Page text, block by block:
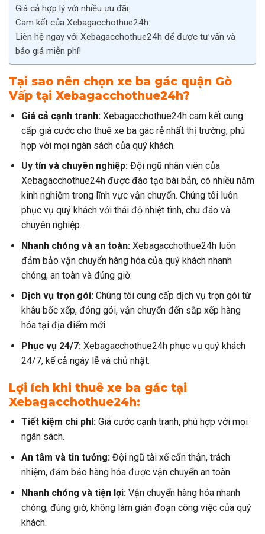
Giá cả hợp lý với nhiều ưu đãi:
Cam kết của Xebagacchothue24h:
Liên hệ ngay với Xebagacchothue24h để được tư vấn và
báo giá miễn phí!
Tại sao nên chọn xe ba gác quận Gò
Vấp tại Xebagacchothue24h?
Giá cả cạnh tranh:Xebagacchothue24h cam kết cung
cấp giá cước cho thuê xe ba gác rẻ nhất thị trường, phù
hợp với mọi ngân sách của quý khách.
Uy tín và chuyên nghiệp:Đội ngũ nhân viên của
Xebagacchothue24h được đào tạo bài bản, có nhiều năm
kinh nghiệm trong lĩnh vực vận chuyển. Chúng tôi luôn
phục vụ quý khách với thái độ nhiệt tình, chu đáo và
chuyên nghiệp.
Nhanh chóng và an toàn:Xebagacchothue24h luôn
đảm bảo vận chuyển hàng hóa của quý khách nhanh
chóng, an toàn và đúng giờ.
Dịch vụ trọn gói:Chúng tôi cung cấp dịch vụ trọn gói từ
khâu bốc xếp, đóng gói, vận chuyển đến sắp xếp hàng
hóa tại địa điểm mới.
Phục vụ 24/7:Xebagacchothue24h phục vụ quý khách
24/7, kể cả ngày lễ và chủ nhật.
Lợi ích khi thuê xe ba gác tại
Xebagacchothue24h:
Tiết kiệm chi phí:Giá cước cạnh tranh, phù hợp với mọi
ngân sách.
An tâm và tin tưởng:Đội ngũ tài xế cẩn thận, trách
nhiệm, đảm bảo hàng hóa được vận chuyển an toàn.
Nhanh chóng và tiện lợi:Vận chuyển hàng hóa nhanh
chóng, đúng giờ, không làm gián đoạn công việc của quý
khách.